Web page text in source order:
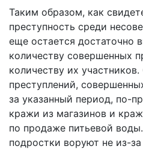
Таким образом, как
преступность среди
еще остается достаточно
количеству совершенных
количеству их
преступлений,
за указанный период, по-
кражи из магазинов и
по продаже питьевой
подростки воруют не из-за